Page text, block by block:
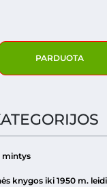
PARDUOTA
mintys
knygos iki 1950 m.